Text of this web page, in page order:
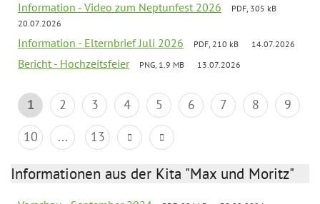
Information - Video zum Neptunfest 2026
PDF, 305 kB
20.07.2026
Information - Elternbrief Juli 2026 PDF, 210 kB 14.07.2026
Bericht - Hochzeitsfeier PNG, 1.9 MB 13.07.2026
1 2 3 4 5 6 7 8
9
10
... 13
Informationen aus der Kita "Max und Moritz"